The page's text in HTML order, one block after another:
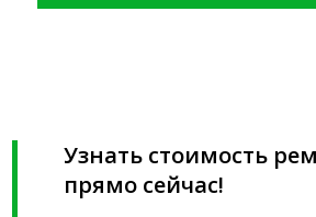
Узнать стоимость
прямо сейчас!